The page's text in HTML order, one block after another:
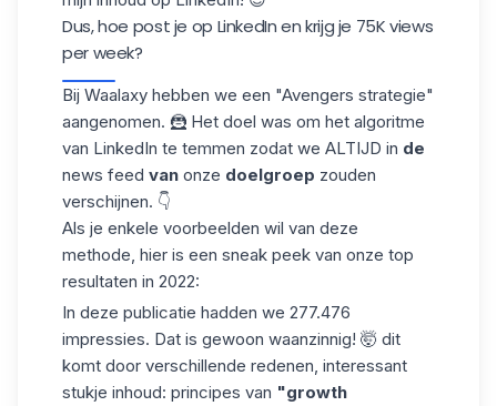
Dus, hoe post je op LinkedIn en krijg je 75K views
per week?
Bij Waalaxy hebben we een "Avengers strategie"
aangenomen. 🦹 Het doel was om het algoritme
van LinkedIn te temmen zodat we ALTIJD in de
news feed van onze doelgroep zouden
verschijnen. 👇
Als je enkele voorbeelden wil van deze
methode, hier is een sneak peek van onze top
resultaten in 2022:
In deze publicatie hadden we 277.476
impressies. Dat is gewoon waanzinnig! 🤯 dit
komt door verschillende redenen, interessant
stukje inhoud: principes van "growth